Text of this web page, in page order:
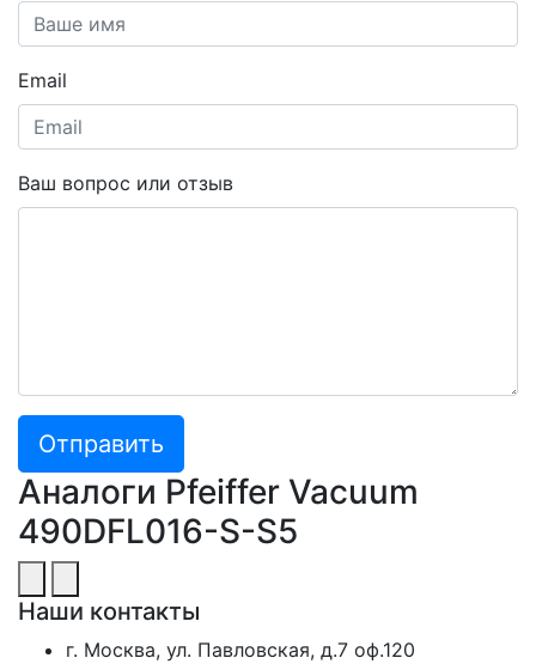
Email
Ваш вопрос или отзыв
Отправить
Аналоги Pfeiffer Vacuum
490DFL016-S-S5
Наши контакты
г. Москва, ул. Павловская, д.7 оф.120